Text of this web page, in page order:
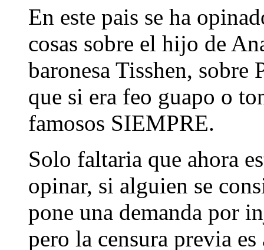
En este pais se ha
cosas sobre el hijo de
baronesa Tisshen, sobre
que si era feo guapo o
famosos SIEMPRE.
Solo faltaria que ahora
opinar, si alguien se
pone una demanda por
pero la censura previa